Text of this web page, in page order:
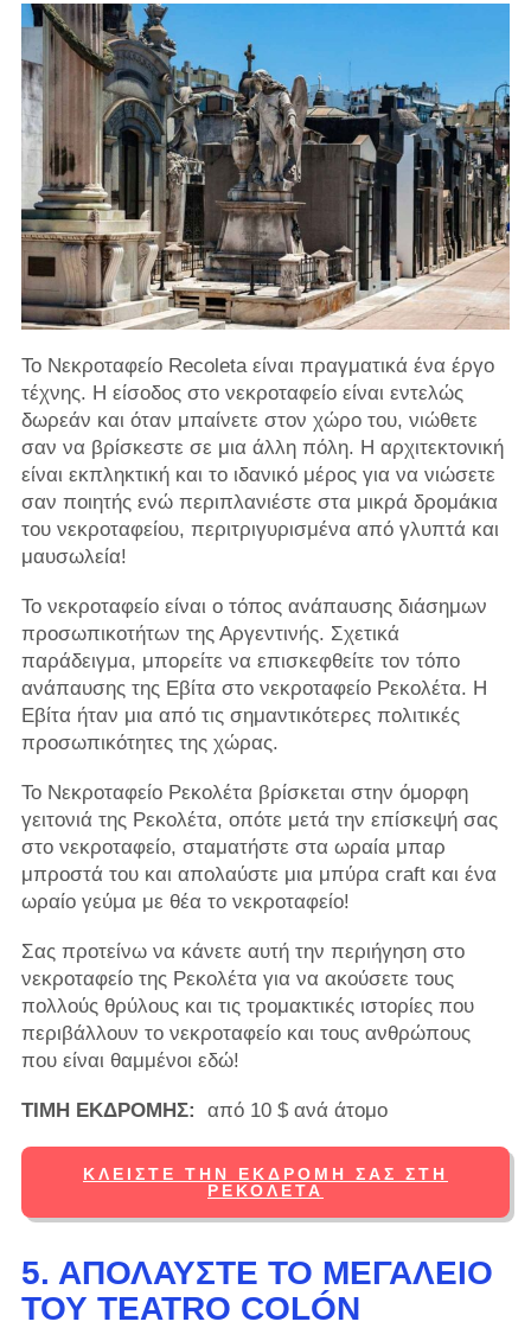
Το Νεκροταφείο Recoleta είναι πραγματικά ένα έργο
τέχνης. Η είσοδος στο νεκροταφείο είναι εντελώς
δωρεάν και όταν μπαίνετε στον χώρο του, νιώθετε
σαν να βρίσκεστε σε μια άλλη πόλη. Η αρχιτεκτονική
είναι εκπληκτική και το ιδανικό μέρος για να νιώσετε
σαν ποιητής ενώ περιπλανιέστε στα μικρά δρομάκια
του νεκροταφείου, περιτριγυρισμένα από γλυπτά και
μαυσωλεία!
Το νεκροταφείο είναι ο τόπος ανάπαυσης διάσημων
προσωπικοτήτων της Αργεντινής. Σχετικά
παράδειγμα, μπορείτε να επισκεφθείτε τον τόπο
ανάπαυσης της Εβίτα στο νεκροταφείο Ρεκολέτα. Η
Εβίτα ήταν μια από τις σημαντικότερες πολιτικές
προσωπικότητες της χώρας.
Το Νεκροταφείο Ρεκολέτα βρίσκεται στην όμορφη
γειτονιά της Ρεκολέτα, οπότε μετά την επίσκεψή σας
στο νεκροταφείο, σταματήστε στα ωραία μπαρ
μπροστά του και απολαύστε μια μπύρα craft και ένα
ωραίο γεύμα με θέα το νεκροταφείο!
Σας προτείνω να κάνετε αυτή την περιήγηση στο
νεκροταφείο της Ρεκολέτα για να ακούσετε τους
πολλούς θρύλους και τις τρομακτικές ιστορίες που
περιβάλλουν το νεκροταφείο και τους ανθρώπους
που είναι θαμμένοι εδώ!
ΤΙΜΗ ΕΚΔΡΟΜΗΣ: από 10 $ ανά άτομο
ΚΛΕΊΣΤΕ ΤΗΝ ΕΚΔΡΟΜΉ ΣΑΣ ΣΤΗ
ΡΕΚΟΛΈΤΑ
5. ΑΠΟΛΑΎΣΤΕ ΤΟ ΜΕΓΑΛΕΊΟ
ΤΟΥ TEATRO COLÓN